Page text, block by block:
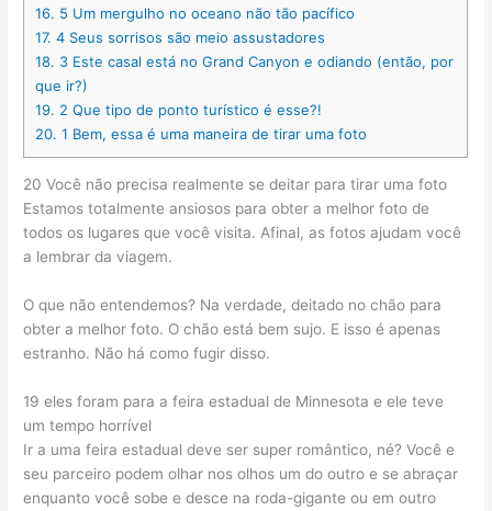
16. 5 Um mergulho no oceano não tão pacífico
17. 4 Seus sorrisos são meio assustadores
18. 3 Este casal está no Grand Canyon e odiando (então, por
que ir?)
19. 2 Que tipo de ponto turístico é esse?!
20. 1 Bem, essa é uma maneira de tirar uma foto
20 Você não precisa realmente se deitar para tirar uma foto
Estamos totalmente ansiosos para obter a melhor foto de
todos os lugares que você visita. Afinal, as fotos ajudam você
a lembrar da viagem.
O que não entendemos? Na verdade, deitado no chão para
obter a melhor foto. O chão está bem sujo. E isso é apenas
estranho. Não há como fugir disso.
19 eles foram para a feira estadual de Minnesota e ele teve
um tempo horrível
Ir a uma feira estadual deve ser super romântico, né? Você e
seu parceiro podem olhar nos olhos um do outro e se abraçar
enquanto você sobe e desce na roda-gigante ou em outro